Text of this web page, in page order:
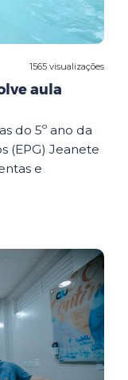
1565 visualizações
aula
do 5º ano da
(EPG) Jeanete
e